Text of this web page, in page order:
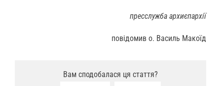
пресслужба архиєпархії
повідомив о. Василь Макоїд
Вам сподобалася ця стаття?